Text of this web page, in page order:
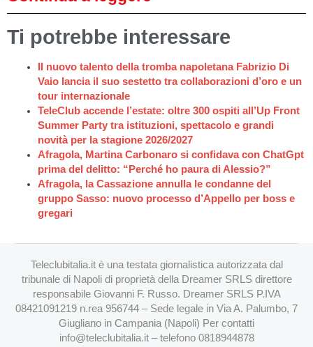
Ti potrebbe interessare
Il nuovo talento della tromba napoletana Fabrizio Di
Vaio lancia il suo sestetto tra collaborazioni d’oro e un
tour internazionale
TeleClub accende l’estate: oltre 300 ospiti all’Up Front
Summer Party tra istituzioni, spettacolo e grandi
novità per la stagione 2026/2027
Afragola, Martina Carbonaro si confidava con ChatGpt
prima del delitto: “Perché ho paura di Alessio?”
Afragola, la Cassazione annulla le condanne del
gruppo Sasso: nuovo processo d’Appello per boss e
gregari
Teleclubitalia.it è una testata giornalistica autorizzata dal
tribunale di Napoli di proprietà della Dreamer SRLS direttore
responsabile Giovanni F. Russo. Dreamer SRLS P.IVA
08421091219 n.rea 956744 – Sede legale in Via A. Palumbo, 7
Giugliano in Campania (Napoli) Per contatti
info@teleclubitalia.it– telefono 0818944878